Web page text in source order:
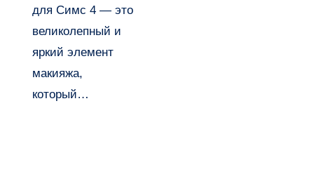
4
для Симс 4 — это
великолепный и
яркий элемент
макияжа,
который…